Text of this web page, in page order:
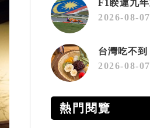
2026-08-07
2026-08-07
熱門閱覽